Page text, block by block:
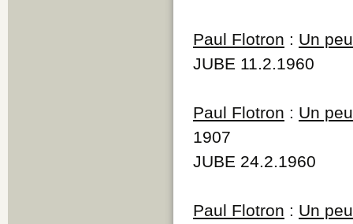
Paul Flotron : Un
JUBE 11.2.1960
Paul Flotron : Un
1907
JUBE 24.2.1960
Paul Flotron : Un